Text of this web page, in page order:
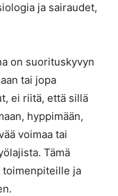
ja sairaudet,
on suorituskyvyn
tai jopa
ei riitä, että sillä
hyppimään,
voimaa tai
Tämä
toimenpiteille ja